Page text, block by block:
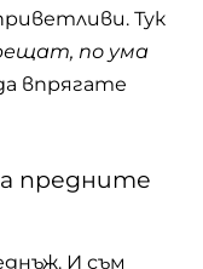
Тук
по ума
впрягате
предните
И съм